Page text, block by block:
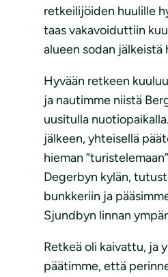
retkeilijöiden huulille
taas vakavoiduttiin
alueen sodan jälkeistä
Hyvään retkeen
ja nautimme niistä
uusitulla
jälkeen, yhteisellä
hieman
Degerbyn kylän,
bunkkeriin ja
Sjundbyn linnan
Retkeä oli kaivattu, ja
päätimme, että